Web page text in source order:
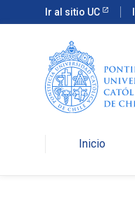
Ir al sitio UC
Inicio